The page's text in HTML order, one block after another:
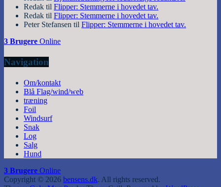
Redak til Flipper: Stemmerne i hovedet tav.
Redak til Flipper: Stemmerne i hovedet tav.
Peter Stefansen til Flipper: Stemmerne i hovedet tav.
3 Brugere Online
Navigation
Om/kontakt
Blå Flag/wind/web
træning
Foil
Windsurf
Snak
Log
Salg
Hund
3 Brugere Online
Copyright © 2026 bensens.dk. All rights reserved.